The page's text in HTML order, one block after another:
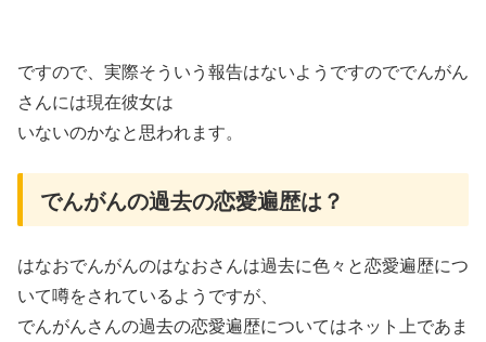
ですので、実際そういう報告はないようですのででんがん
さんには現在彼女は
いないのかなと思われます。
でんがんの過去の恋愛遍歴は？
はなおでんがんのはなおさんは過去に色々と恋愛遍歴につ
いて噂をされているようですが、
でんがんさんの過去の恋愛遍歴についてはネット上であま